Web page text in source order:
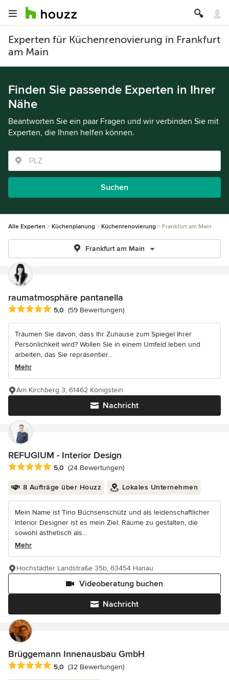
Experten für Küchenrenovierung in Frankfurt
am Main
Finden Sie passende Experten in Ihrer
Nähe
Beantworten Sie ein paar Fragen und wir verbinden Sie mit
Experten, die Ihnen helfen können.
Suchen
Alle Experten Küchenplanung Küchenrenovierung Frankfurt am Main
Frankfurt am Main
raumatmosphäre pantanella
Durchschnittliche Bewertung: 5 von 5 Sternen
5,0 (59 Bewertungen)
Träumen Sie davon, dass Ihr Zuhause zum Spiegel Ihrer
Persönlichkeit wird? Wollen Sie in einem Umfeld leben und
arbeiten, das Sie repräsentier...
Mehr
Nachricht
Am Kirchberg 3, 61462 Königstein
REFUGIUM - Interior Design
Durchschnittliche Bewertung: 5 von 5 Sternen
5,0 (24 Bewertungen)
8 Aufträge über Houzz Lokales Unternehmen
Mein Name ist Tino Büchsenschütz und als leidenschaftlicher
Interior Designer ist es mein Ziel, Räume zu gestalten, die
sowohl ästhetisch als...
Mehr
Nachricht
Videoberatung buchen
Hochstädter Landstraße 35b, 63454 Hanau
Brüggemann Innenausbau GmbH
Durchschnittliche Bewertung: 5 von 5 Sternen
5,0 (32 Bewertungen)